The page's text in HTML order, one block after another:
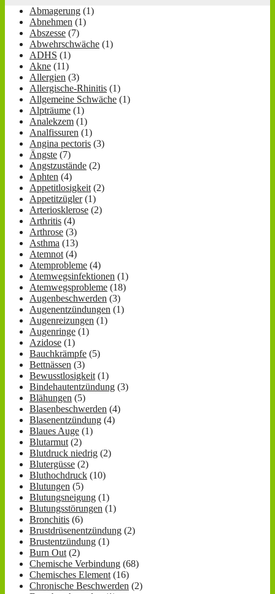
Abmagerung (1)
Abnehmen (1)
Abszesse (7)
Abwehrschwäche (1)
ADHS (1)
Akne (11)
Allergien (3)
Allergische-Rhinitis (1)
Allgemeine Schwäche (1)
Alpträume (1)
Analekzem (1)
Analfissuren (1)
Angina pectoris (3)
Ängste (7)
Angstzustände (2)
Aphten (4)
Appetitlosigkeit (2)
Appetitzügler(1)
Arteriosklerose (2)
Arthritis (4)
Arthrose (3)
Asthma (13)
Atemnot (4)
Atemprobleme (4)
Atemwegsinfektionen (1)
Atemwegsprobleme (18)
Augenbeschwerden (3)
Augenentzündungen (1)
Augenreizungen (1)
Augenringe (1)
Azidose (1)
Bauchkrämpfe (5)
Bettnässen (3)
Bewusstlosigkeit (1)
Bindehautentzündung (3)
Blähungen (5)
Blasenbeschwerden (4)
Blasenentzündung (4)
Blaues Auge (1)
Blutarmut (2)
Blutdruck niedrig (2)
Blutergüsse (2)
Bluthochdruck (10)
Blutungen (5)
Blutungsneigung (1)
Blutungsstörungen (1)
Bronchitis (6)
Brustdrüsenentzündung (2)
Brustentzündung (1)
Burn Out (2)
Chemische Verbindung (68)
Chemisches Element (16)
Chronische Beschwerden (2)